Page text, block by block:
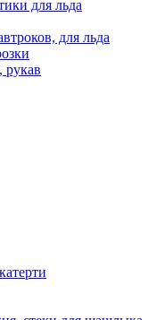
для льда
для льда
рукав